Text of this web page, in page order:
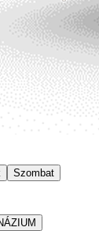
Szombat